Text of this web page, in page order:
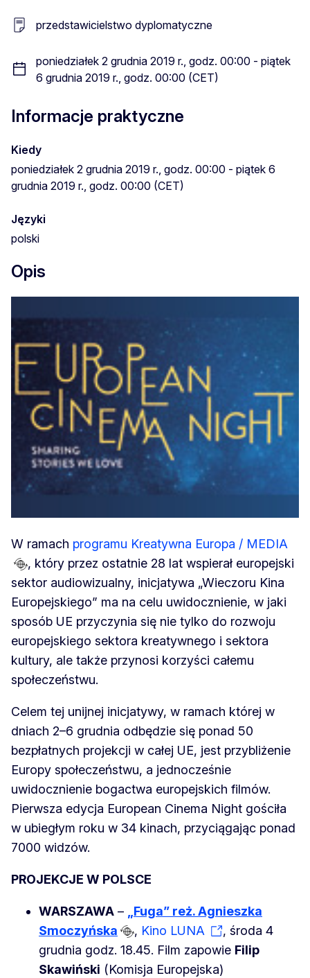
przedstawicielstwo dyplomatyczne
poniedziałek 2 grudnia 2019 r., godz. 00:00 - piątek
6 grudnia 2019 r., godz. 00:00 (CET)
Informacje praktyczne
Kiedy
poniedziałek 2 grudnia 2019 r., godz. 00:00 - piątek 6
grudnia 2019 r., godz. 00:00 (CET)
Języki
polski
Opis
W ramach programu Kreatywna Europa / MEDIA
, który przez ostatnie 28 lat wspierał europejski
sektor audiowizualny, inicjatywa „Wieczoru Kina
Europejskiego” ma na celu uwidocznienie, w jaki
sposób UE przyczynia się nie tylko do rozwoju
europejskiego sektora kreatywnego i sektora
kultury, ale także przynosi korzyści całemu
społeczeństwu.
Celem tej unijnej inicjatywy, w ramach której w
dniach 2–6 grudnia odbędzie się ponad 50
bezpłatnych projekcji w całej UE, jest przybliżenie
Europy społeczeństwu, a jednocześnie
uwidocznienie bogactwa europejskich filmów.
Pierwsza edycja European Cinema Night gościła
w ubiegłym roku w 34 kinach, przyciągając ponad
7000 widzów.
PROJEKCJE W POLSCE
WARSZAWA –
„Fuga” reż. Agnieszka
Smoczyńska
, Kino LUNA
, środa 4
grudnia godz. 18.45. Film zapowie Filip
Skawiński (Komisja Europejska)